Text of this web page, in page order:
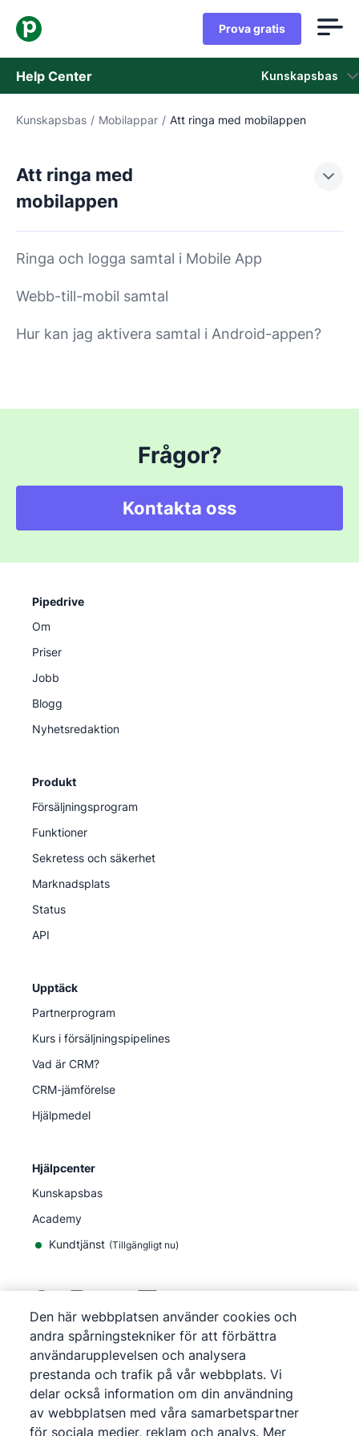
Prova gratis
Help Center Kunskapsbas
Kunskapsbas
Kontaka kundtjänst
Kunskapsbas / Mobilappar / Att ringa med mobilappen
Att ringa med
mobilappen
Ringa och logga samtal i Mobile App
Webb-till-mobil samtal
Hur kan jag aktivera samtal i Android-appen?
Frågor?
Kontakta oss
Pipedrive
Om
Priser
Jobb
Blogg
Nyhetsredaktion
Produkt
Försäljningsprogram
Funktioner
Sekretess och säkerhet
Marknadsplats
Status
API
Upptäck
Partnerprogram
Kurs i försäljningspipelines
Vad är CRM?
CRM-jämförelse
Hjälpmedel
Hjälpcenter
Kunskapsbas
Academy
Kundtjänst (Tillgängligt nu)
©2026Pipedrive
Pipedrive
Användarvillkor
Pipedrive
Integritetsmeddelande
Webbplatskarta
Cookie-meddelande
Inställningar för cookies
Den här webbplatsen använder cookies och
andra spårningstekniker för att förbättra
användarupplevelsen och analysera
prestanda och trafik på vår webbplats. Vi
delar också information om din användning
av webbplatsen med våra samarbetspartner
för sociala medier, reklam och analys. Mer